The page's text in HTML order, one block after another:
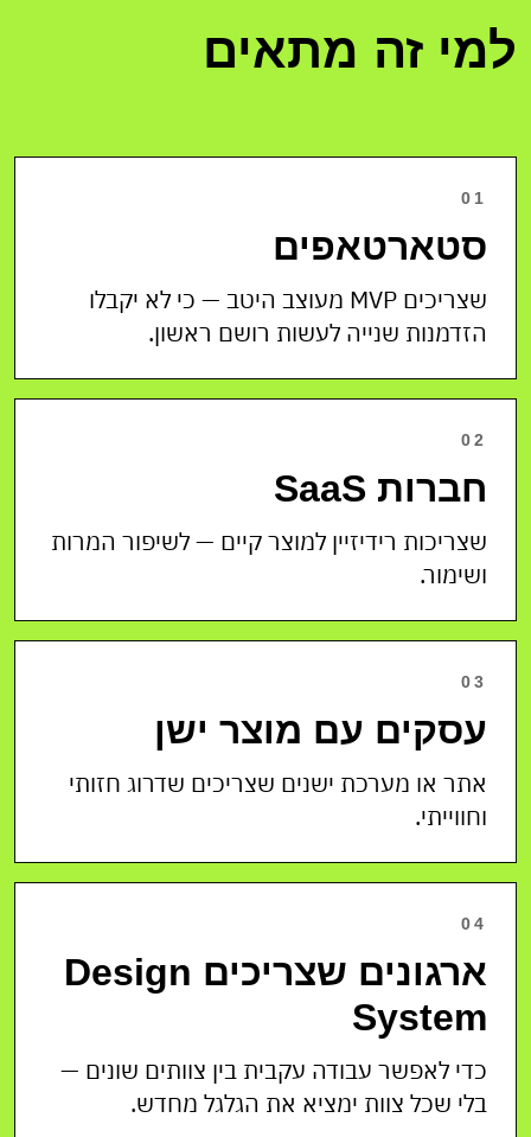
למי זה מתאים
01
סטארטאפים
שצריכים MVP מעוצב היטב — כי לא יקבלו
הזדמנות שנייה לעשות רושם ראשון.
02
חברות SaaS
שצריכות רידיזיין למוצר קיים — לשיפור המרות
ושימור.
03
עסקים עם מוצר ישן
אתר או מערכת ישנים שצריכים שדרוג חזותי
וחווייתי.
04
ארגונים שצריכים Design
System
כדי לאפשר עבודה עקבית בין צוותים שונים —
בלי שכל צוות ימציא את הגלגל מחדש.